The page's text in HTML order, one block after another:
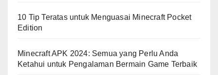
10 Tip Teratas untuk Menguasai Minecraft Pocket
Edition
Minecraft APK 2024: Semua yang Perlu Anda
Ketahui untuk Pengalaman Bermain Game Terbaik